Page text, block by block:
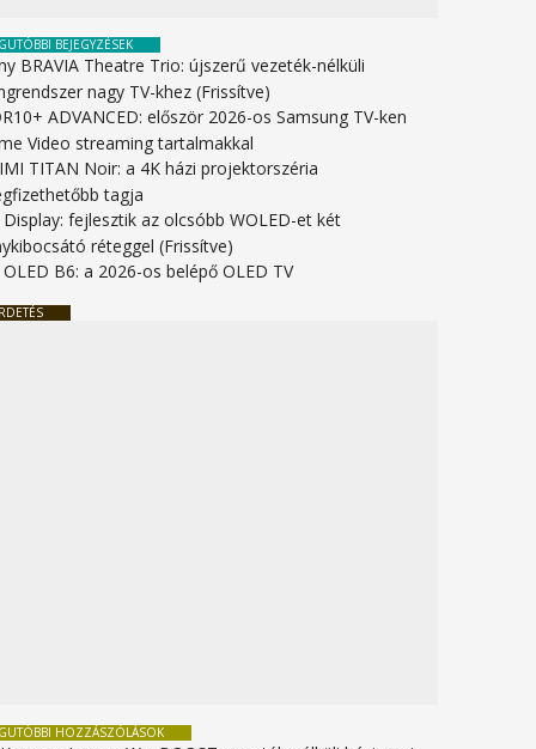
BEJEGYZÉSEK
BRAVIA Theatre Trio: újszerű vezeték-nélküli
nagy TV-khez (Frissítve)
ADVANCED: először 2026-os Samsung TV-ken
Video streaming tartalmakkal
TITAN Noir: a 4K házi projektorszéria
tagja
Display: fejlesztik az olcsóbb WOLED-et két
réteggel (Frissítve)
OLED B6: a 2026-os belépő OLED TV
HOZZÁSZÓLÁSOK